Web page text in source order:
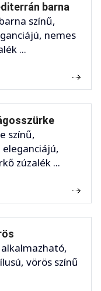
barna
színű,
nemes
...
színű,
zúzalék ...
vörös színű